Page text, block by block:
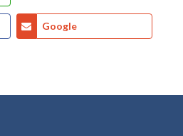
Google